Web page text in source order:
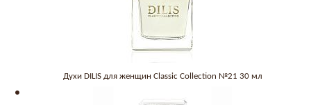
Духи DILIS для женщин Classic Collection №21 30 мл